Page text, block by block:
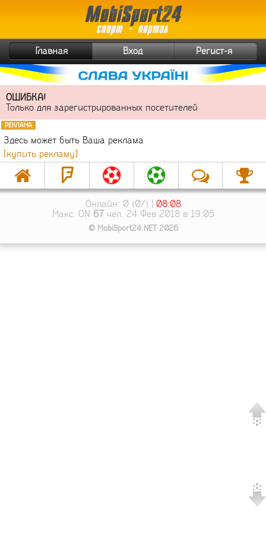
Главная Вход Регист-я
ОШИБКА!
Только для зарегистрированных посетителей
РЕКЛАМА
Здесь может быть Ваша реклама
[купить рекламу]
Онлайн: 0 (0/) | 08:08
Макс. ON 67чел. 24 Фев 2018 в 19:05
© MobiSport24.NET 2026